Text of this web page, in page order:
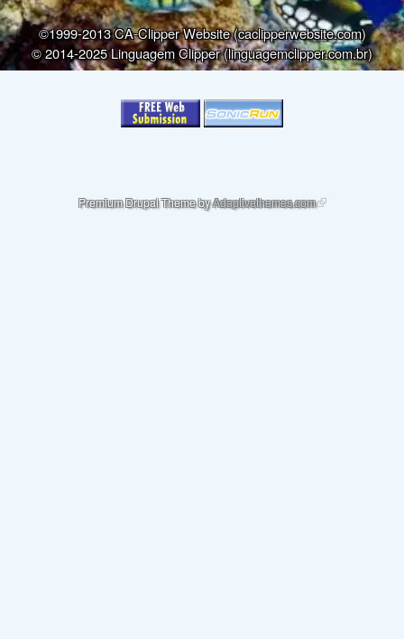
©1999-2013 CA-Clipper Website (caclipperwebsite.com)
© 2014-2025 Linguagem Clipper (linguagemclipper.com.br)
Premium Drupal Theme byAdaptivethemes.com(link is external)